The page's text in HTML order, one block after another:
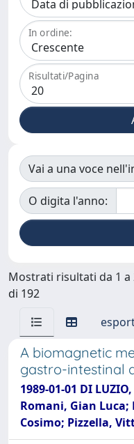
In ordine:
Risultati/Pagina
Vai a una voce
O digita l'anno:
Mostrati risultati da 1 a
di 192
A biomagnetic
gastro-intestinal
1989-01-01 DI
Romani, Gian Luca;
Cosimo; Pizzella,